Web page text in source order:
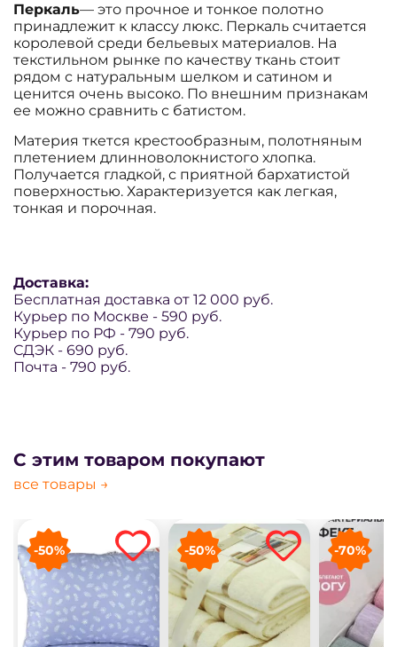
Перкаль— это прочное и тонкое полотно
принадлежит к классу люкс. Перкаль считается
королевой среди бельевых материалов. На
текстильном рынке по качеству ткань стоит
рядом с натуральным шелком и сатином и
ценится очень высоко. По внешним признакам
ее можно сравнить с батистом.
Материя ткется крестообразным, полотняным
плетением длинноволокнистого хлопка.
Получается гладкой, с приятной бархатистой
поверхностью. Характеризуется как легкая,
тонкая и порочная.
Доставка:
Бесплатная доставка от 12 000 руб.
Курьер по Москве - 590 руб.
Курьер по РФ - 790 руб.
СДЭК - 690 руб.
Почта - 790 руб.
С этим товаром покупают
все товары →
-50% -50% -70%